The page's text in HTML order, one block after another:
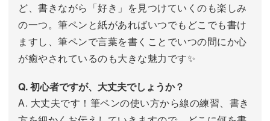
ど、書きながら「好き」を見つけていくのも楽しみ
の一つ。筆ペンと紙があればいつでもどこでも書け
ますし、筆ペンで言葉を書くことでいつの間にか心
が癒やされているのも大きな魅力です✨
Q. 初心者ですが、大丈夫でしょうか？
A. 大丈夫です！筆ペンの使い方から線の練習、書き